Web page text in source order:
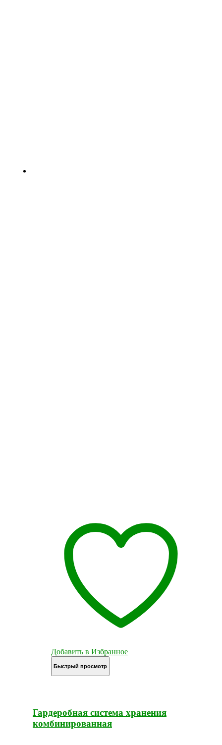
Добавить в Избранное
Быстрый просмотр
Гардеробная система хранения
комбинированная